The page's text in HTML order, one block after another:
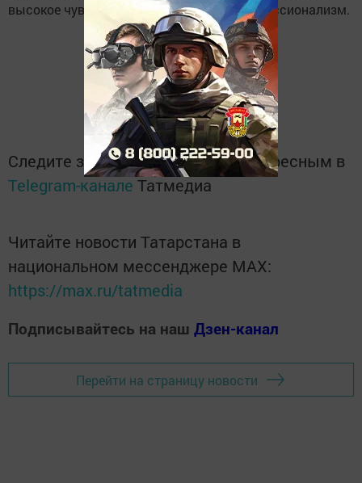
высокое чувство ответственности и профессионализм.
Следите за самым важным и интересным в
Telegram-канале Татмедиа
Читайте новости Татарстана в
национальном мессенджере MАХ:
https://max.ru/tatmedia
Подписывайтесь на наш Дзен-канал
Перейти на страницу новости